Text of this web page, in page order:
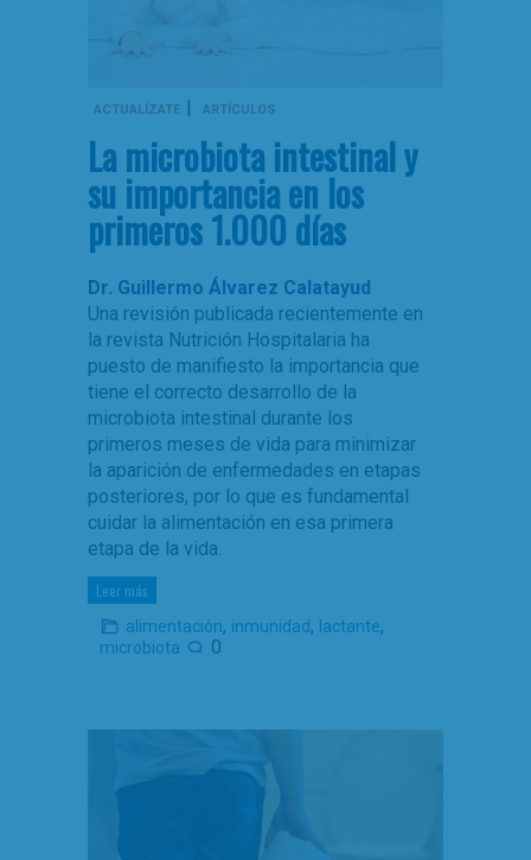
ACTUALÍZATE | ARTÍCULOS
La microbiota intestinal y
su importancia en los
primeros 1.000 días
Dr. Guillermo Álvarez Calatayud
Una revisión publicada recientemente en
la revista Nutrición Hospitalaria ha
puesto de manifiesto la importancia que
tiene el correcto desarrollo de la
microbiota intestinal durante los
primeros meses de vida para minimizar
la aparición de enfermedades en etapas
posteriores, por lo que es fundamental
cuidar la alimentación en esa primera
etapa de la vida.
Leer más
alimentación, inmunidad, lactante,
microbiota 0